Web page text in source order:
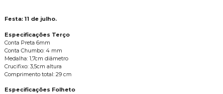
Festa: 11 de julho.
Especificações Terço
Conta Preta 6mm
Conta Chumbo: 4 mm
Medalha: 1,7cm diâmetro
Crucifixo: 3,5cm altura
Comprimento total: 29 cm
Especificações Folheto